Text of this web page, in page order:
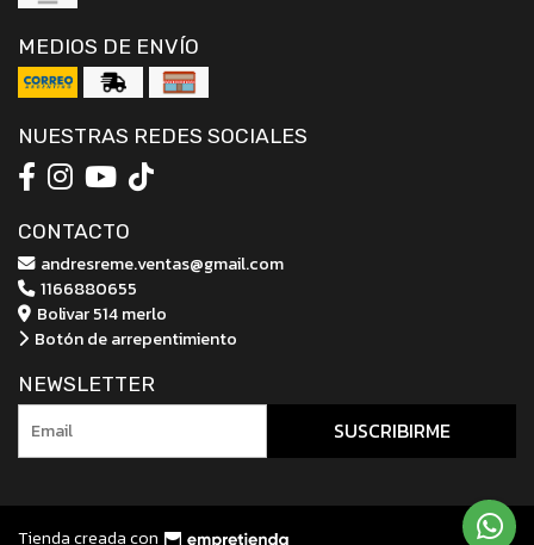
MEDIOS DE ENVÍO
NUESTRAS REDES SOCIALES
CONTACTO
andresreme.ventas@gmail.com
1166880655
Bolivar 514 merlo
Botón de arrepentimiento
NEWSLETTER
SUSCRIBIRME
Tienda creada con